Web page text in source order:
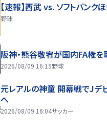
【速報】西武 vs. ソフトバンク
野球
阪神・熊谷敬宥が国内FA権を
2026/08/09 16:15野球
元レアルの神童 開幕戦でJデ
へ
2026/08/09 16:04サッカー